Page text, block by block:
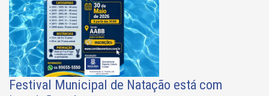
Festival Municipal de Natação está com